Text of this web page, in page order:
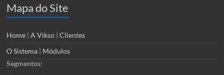
Mapa do Site
Home |A Vikso |Clientes
O Sistema
Módulos
Segmentos: